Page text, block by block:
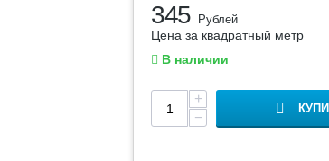
345 Рублей
Цена за квадратный метр
В наличии
+
−